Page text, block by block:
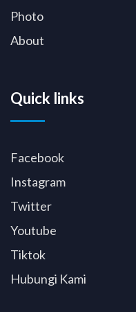
Photo
About
Quick links
Facebook
Instagram
Twitter
Youtube
Tiktok
Hubungi Kami